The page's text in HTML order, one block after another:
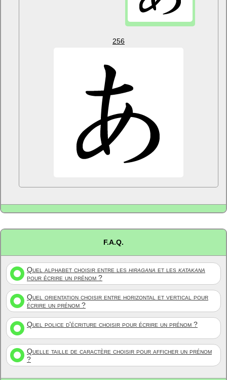
256
F.A.Q.
Quel alphabet choisir entre les hiragana et les katakana
pour écrire un prénom ?
Quel orientation choisir entre horizontal et vertical pour
écrire un prénom ?
Quel police d'écriture choisir pour écrire un prénom ?
Quelle taille de caractère choisir pour afficher un prénom
?